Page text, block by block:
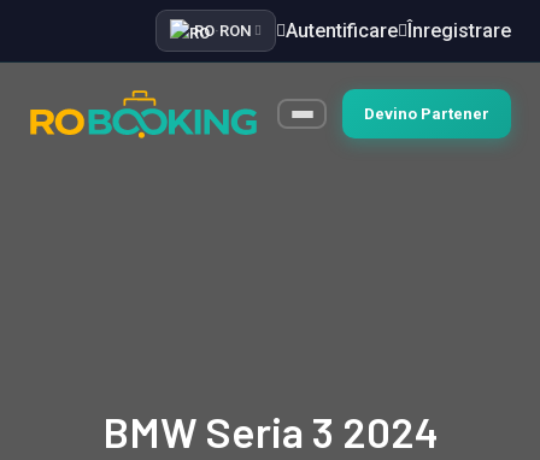
RO·RON Autentificare Înregistrare
Devino Partener
BMW Seria 3 2024